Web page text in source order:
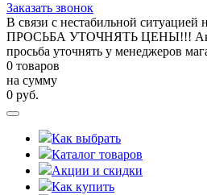
Заказать звонок
В связи с нестабильной
ПРОСЬБА УТОЧНЯТЬ ЦЕНЫ!!!
просьба уточнять у менеджеров
0 товаров
на сумму
0 руб.
Как выбрать
Каталог товаров
Акции и скидки
Как купить